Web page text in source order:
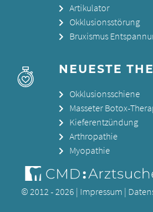
Artikulator
Okklusionsstörung
Bruxismus
NEUESTE
Okklusionsschiene
Masseter Botox-
Kieferentzündung
Arthropathie
Myopathie
© 2012 - 2026 | Impressum |